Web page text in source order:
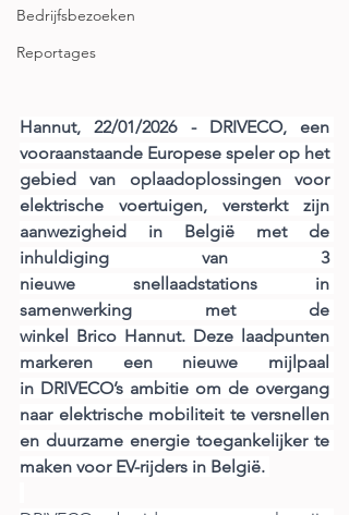
Bedrijfsbezoeken
Reportages
Hannut, 22/01/2026 - DRIVECO, een
vooraanstaande Europese speler op het
gebied van oplaadoplossingen voor
elektrische voertuigen, versterkt zijn
aanwezigheid in België met de
inhuldiging van 3
nieuwe snellaadstations in
samenwerking met de
winkel Brico Hannut. Deze laadpunten
markeren een nieuwe mijlpaal
in DRIVECO’s ambitie om de overgang
naar elektrische mobiliteit te versnellen
en duurzame energie toegankelijker te
maken voor EV-rijders in België.